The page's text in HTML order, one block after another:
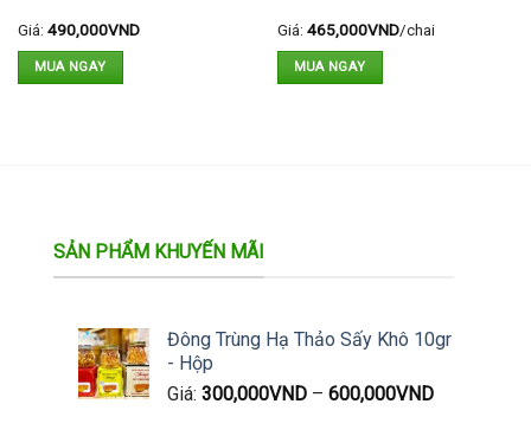
Giá: 490,000VND
MUA NGAY
Giá: 465,000VND/chai
MUA NGAY
SẢN PHẨM KHUYẾN MÃI
Đông Trùng Hạ Thảo Sấy Khô 10gr
- Hộp
Giá: 300,000VND– 600,000VND